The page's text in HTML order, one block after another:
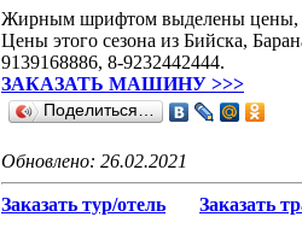
Жирным шрифтом выделены цены,
Цены этого сезона из Бийска,
9139168886, 8-9232442444.
ЗАКАЗАТЬ МАШИНУ >>>
Поделиться…
Обновлено: 26.02.2021
Заказать тур/отель Заказать